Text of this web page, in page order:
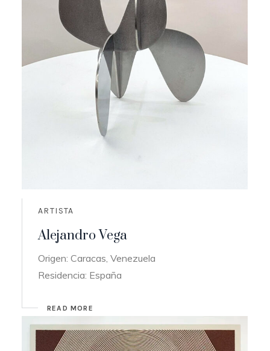
ARTISTA
Alejandro Vega
Origen: Caracas, Venezuela
Residencia: España
READ MORE